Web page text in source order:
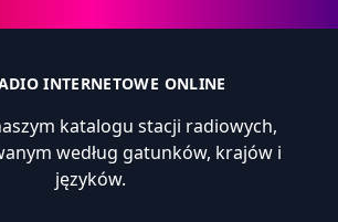
INTERNETOWE ONLINE
katalogu stacji radiowych,
według gatunków, krajów i
języków.